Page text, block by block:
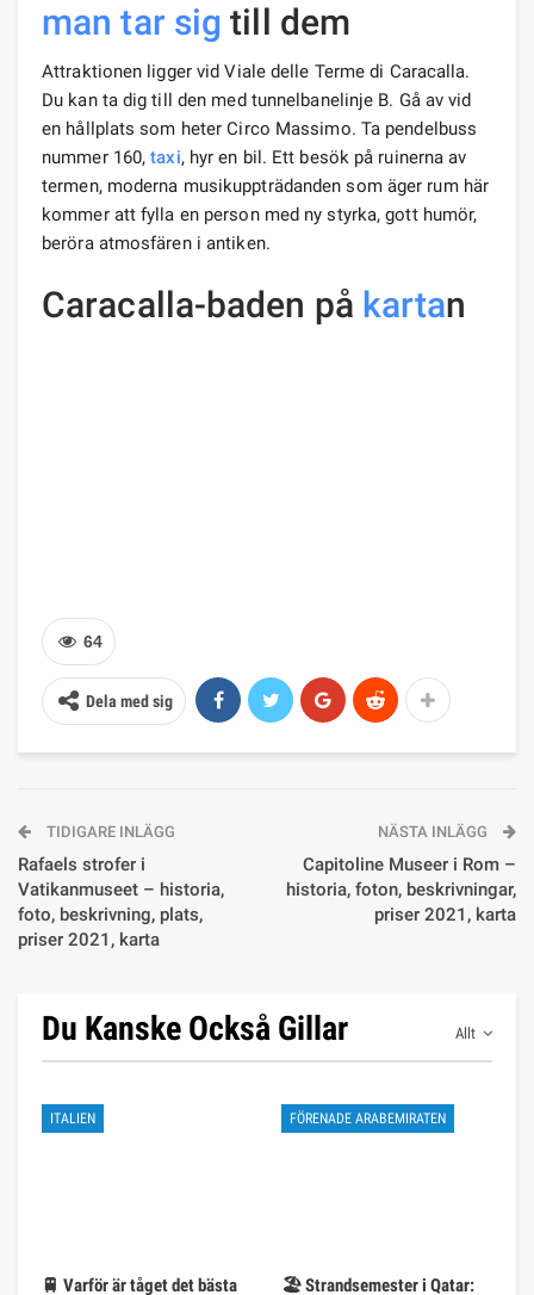
man tar sig till dem
Attraktionen ligger vid Viale delle Terme di Caracalla.
Du kan ta dig till den med tunnelbanelinje B. Gå av vid
en hållplats som heter Circo Massimo. Ta pendelbuss
nummer 160,taxi, hyr en bil. Ett besök på ruinerna av
termen, moderna musikuppträdanden som äger rum här
kommer att fylla en person med ny styrka, gott humör,
beröra atmosfären i antiken.
Caracalla-baden på kartan
64
Dela med sig
TIDIGARE INLÄGG
Rafaels strofer i
Vatikanmuseet – historia,
foto, beskrivning, plats,
priser 2021, karta
NÄSTA INLÄGG
Capitoline Museer i Rom –
historia, foton, beskrivningar,
priser 2021, karta
Allt
Du Kanske Också Gillar
ITALIEN
🚆 Varför är tåget det bästa
FÖRENADE ARABEMIRATEN
🏖️ Strandsemester i Qatar: